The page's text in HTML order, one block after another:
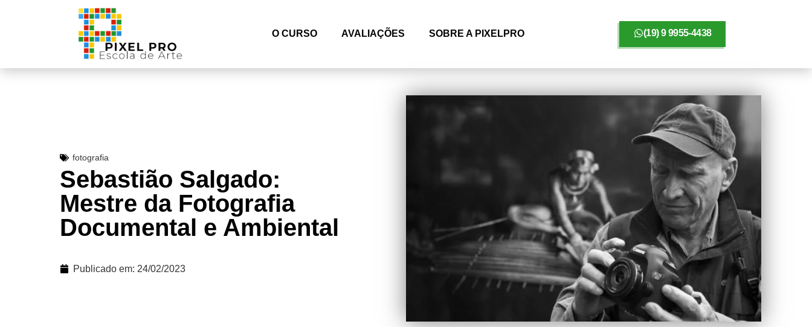
O CURSO AVALIAÇÕES SOBRE A PIXELPRO (19) 9 9955-4438
fotografia
Sebastião Salgado:
Mestre da Fotografia
Documental e Ambiental
Publicado em: 24/02/2023